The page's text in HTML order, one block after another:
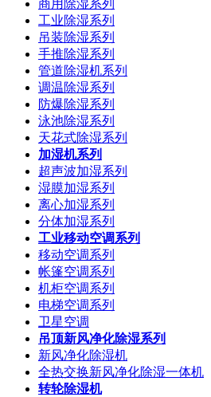
商用除湿系列
工业除湿系列
吊装除湿系列
手推除湿系列
管道除湿机系列
调温除湿系列
防爆除湿系列
泳池除湿系列
天花式除湿系列
加湿机系列
超声波加湿系列
湿膜加湿系列
离心加湿系列
分体加湿系列
工业移动空调系列
移动空调系列
帐篷空调系列
机柜空调系列
电梯空调系列
卫星空调
吊顶新风净化除湿系列
新风净化除湿机
全热交换新风净化除湿一体机
转轮除湿机